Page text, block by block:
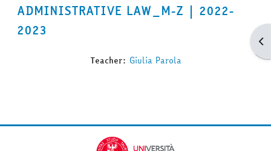
ADMINISTRATIVE LAW_M-Z | 2022-
2023
Teacher: Giulia Parola